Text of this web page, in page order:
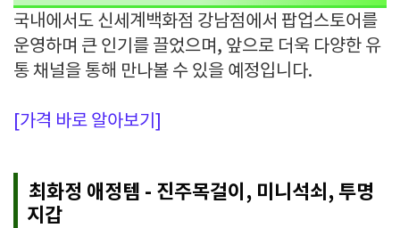
국내에서도 신세계백화점 강남점에서 팝업스토어를
운영하며 큰 인기를 끌었으며, 앞으로 더욱 다양한 유
통 채널을 통해 만나볼 수 있을 예정입니다.
[가격 바로 알아보기]
최화정 애정템 - 진주목걸이, 미니석쇠, 투명
지갑